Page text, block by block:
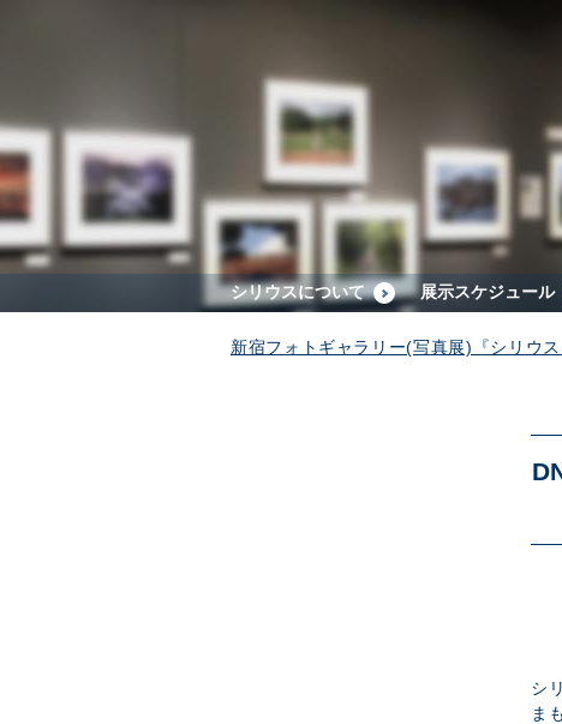
シリウスについて 展示スケジュール
新宿フォトギャラリー(写真展)『シリウ
シ
ま